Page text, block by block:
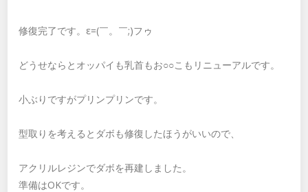
修復完了です。ε=(￣。￣;)フゥ
どうせならとオッパイも乳首もお○○こもリニューアルです。
小ぶりですがプリンプリンです。
型取りを考えるとダボも修復したほうがいいので、
アクリルレジンでダボを再建しました。
準備はOKです。